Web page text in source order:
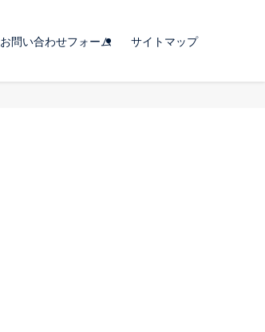
お問い合わせフォーム サイトマップ